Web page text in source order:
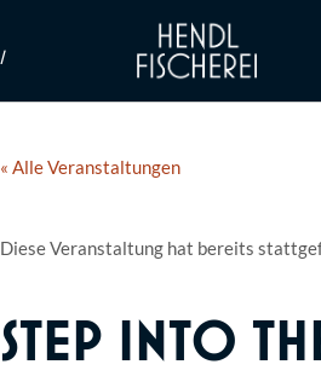
« Alle Veranstaltungen
Diese Veranstaltung hat bereits
STEP INTO